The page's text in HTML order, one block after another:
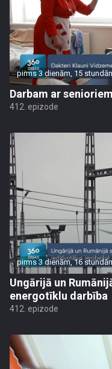
pirms 3 dienām, 15
Darbam ar
412. epizode
pirms 3 dienām, 16
Ungārijā un
energotīklu darbība
412. epizode